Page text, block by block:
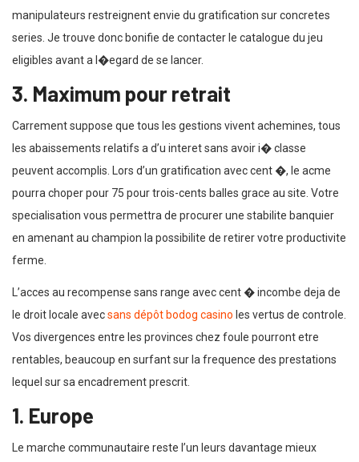
manipulateurs restreignent envie du gratification sur concretes
series. Je trouve donc bonifie de contacter le catalogue du jeu
eligibles avant a l�egard de se lancer.
3. Maximum pour retrait
Carrement suppose que tous les gestions vivent achemines, tous
les abaissements relatifs a d’u interet sans avoir i� classe
peuvent accomplis. Lors d’un gratification avec cent �, le acme
pourra choper pour 75 pour trois-cents balles grace au site. Votre
specialisation vous permettra de procurer une stabilite banquier
en amenant au champion la possibilite de retirer votre productivite
ferme.
L’acces au recompense sans range avec cent � incombe deja de
le droit locale avecsans dépôt bodog casino les vertus de controle.
Vos divergences entre les provinces chez foule pourront etre
rentables, beaucoup en surfant sur la frequence des prestations
lequel sur sa encadrement prescrit.
1. Europe
Le marche communautaire reste l’un leurs davantage mieux